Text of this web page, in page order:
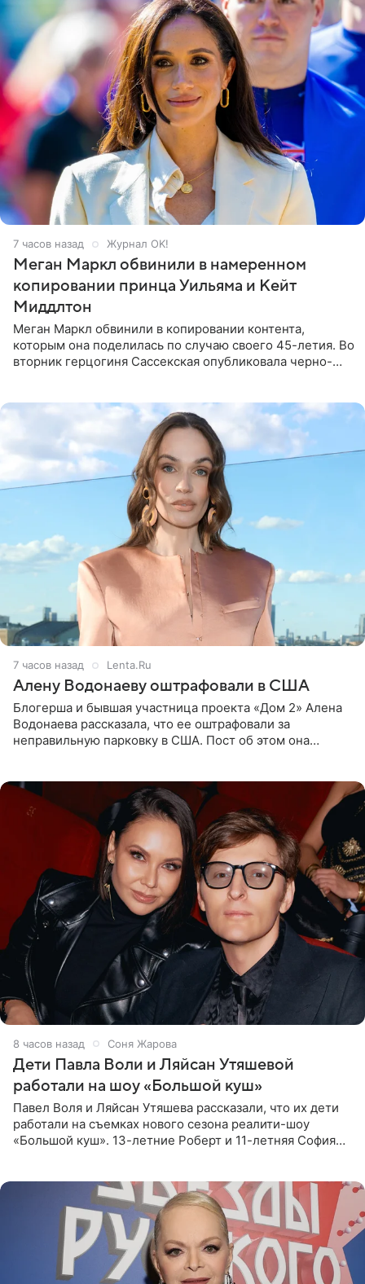
7 часов назад Журнал OK!
Меган Маркл обвинили в намеренном
копировании принца Уильяма и Кейт
Миддлтон
Меган Маркл обвинили в копировании контента,
которым она поделилась по случаю своего 45-летия. Во
вторник герцогиня Сассекская опубликовала черно-
7 часов назад Lenta.Ru
Алену Водонаеву оштрафовали в США
Блогерша и бывшая участница проекта «Дом 2» Алена
Водонаева рассказала, что ее оштрафовали за
неправильную парковку в США. Пост об этом она
8 часов назад Соня Жарова
Дети Павла Воли и Ляйсан Утяшевой
работали на шоу «Большой куш»
Павел Воля и Ляйсан Утяшева рассказали, что их дети
работали на съемках нового сезона реалити-шоу
«Большой куш». 13-летние Роберт и 11-летняя София